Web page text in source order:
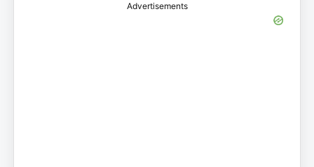
Advertisements